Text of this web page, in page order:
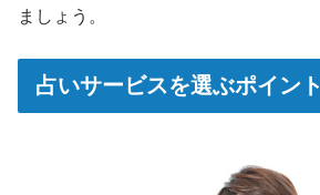
ましょう。
占いサービスを選ぶポイント